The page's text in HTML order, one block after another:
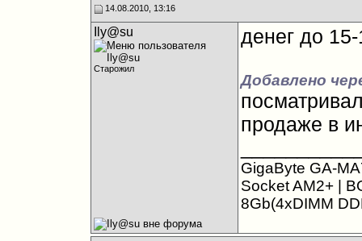
14.08.2010, 13:16
Ily@su
Старожил
денег до 15-
Добавлено
продаже в
GigaByte GA-
Socket AM2+ |
8Gb(4xDIMM